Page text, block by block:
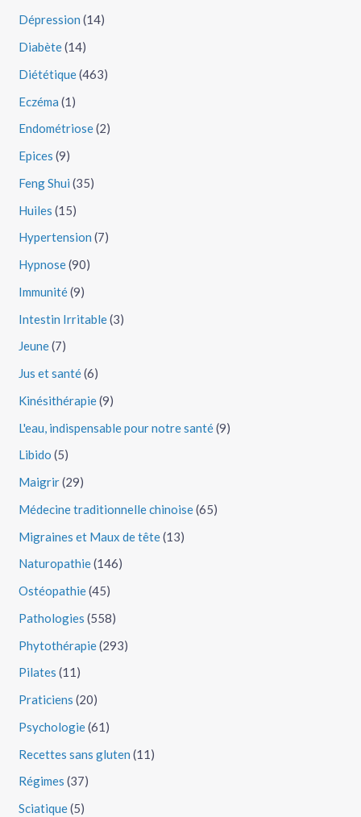
Dépression (14)
Diabète(14)
Diététique(463)
Eczéma (1)
Endométriose(2)
Epices (9)
Feng Shui (35)
Huiles (15)
Hypertension (7)
Hypnose(90)
Immunité(9)
Intestin Irritable(3)
Jeune(7)
Jus et santé(6)
Kinésithérapie(9)
L'eau, indispensable pour notre santé(9)
Libido (5)
Maigrir(29)
Médecine traditionnelle chinoise(65)
Migraines et Maux de tête(13)
Naturopathie(146)
Ostéopathie(45)
Pathologies (558)
Phytothérapie(293)
Pilates (11)
Praticiens (20)
Psychologie(61)
Recettes sans gluten (11)
Régimes (37)
Sciatique(5)